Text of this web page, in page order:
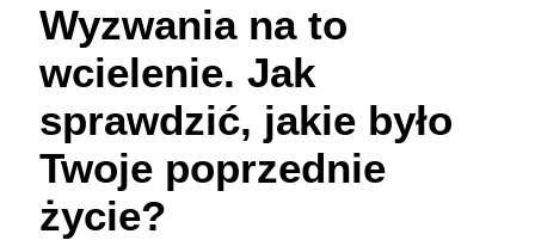
Wyzwania na to
wcielenie. Jak
sprawdzić, jakie było
Twoje poprzednie
życie?